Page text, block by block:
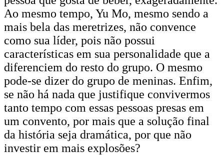
Ao mesmo tempo, Yu Mo, mesmo sendo a
mais bela das meretrizes, não convence
como sua líder, pois não possui
características em sua personalidade que a
diferenciem do resto do grupo. O mesmo
pode-se dizer do grupo de meninas. Enfim,
se não há nada que justifique convivermos
tanto tempo com essas pessoas presas em
um convento, por mais que a solução final
da história seja dramática, por que não
investir em mais explosões?